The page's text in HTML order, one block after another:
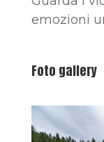
emozioni
Foto gallery